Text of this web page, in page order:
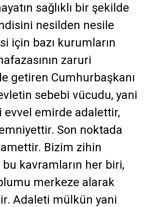
sağlıklı bir şekilde
nesilden nesile
için bazı kurumların
zaruri
getiren Cumhurbaşkanı
sebebi vücudu, yani
evvel emirde adalettir,
Son noktada
Bizim zihin
bu kavramların her biri,
merkeze alarak
Adaleti mülkün yani